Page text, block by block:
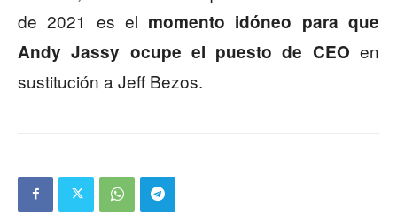
de 2021 es el momento idóneo para que
Andy Jassy ocupe el puesto de CEO en
sustitución a Jeff Bezos.